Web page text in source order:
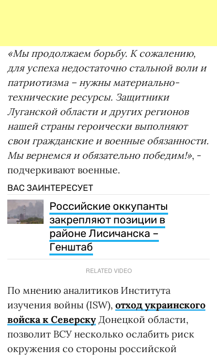
«Мы продолжаем борьбу. К сожалению,
для успеха недостаточно стальной воли и
патриотизма – нужны материально-
технические ресурсы. Защитники
Луганской области и других регионов
нашей страны героически выполняют
свои гражданские и военные обязанности.
Мы вернемся и обязательно победим!», -
подчеркивают военные.
ВАС ЗАИНТЕРЕСУЕТ
Российские оккупанты
закрепляют позиции в
районе Лисичанска –
Генштаб
RELATED VIDEO
По мнению аналитиков Института
изучения войны (ISW), отход украинского
войска к Северску Донецкой области,
позволит ВСУ несколько ослабить риск
окружения со стороны российской